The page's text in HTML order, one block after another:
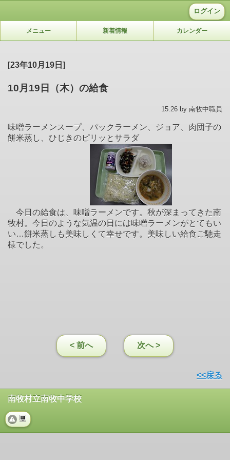
ログイン
メニュー 新着情報 カレンダー
[23年10月19日]
10月19日（木）の給食
15:26 by 南牧中職員
味噌ラーメンスープ、パックラーメン、ジョア、肉団子の
餅米蒸し、ひじきのピリッとサラダ
今日の給食は、味噌ラーメンです。秋が深まってきた南
牧村。今日のような気温の日には味噌ラーメンがとてもい
い…餅米蒸しも美味しくて幸せです。美味しい給食ご馳走
様でした。
< 前へ 次へ >
<<戻る
南牧村立南牧中学校